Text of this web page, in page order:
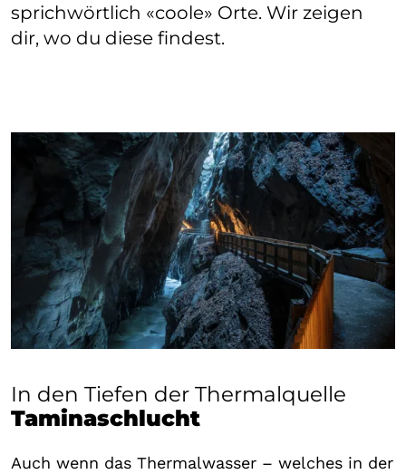
sprichwörtlich «coole» Orte. Wir zeigen
dir, wo du diese findest.
In den Tiefen der Thermalquelle
Taminaschlucht
Auch wenn das Thermalwasser – welches in der